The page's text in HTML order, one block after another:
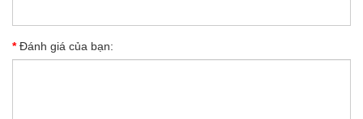
Đánh giá của bạn: